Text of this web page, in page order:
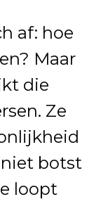
af: hoe
Maar
die
Ze
botst
loopt